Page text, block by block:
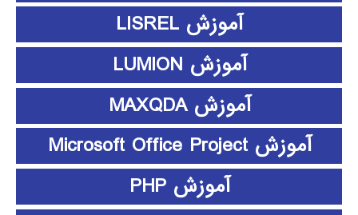
آموزش LISREL
آموزش LUMION
آموزش MAXQDA
آموزش Microsoft Office Project
آموزش PHP